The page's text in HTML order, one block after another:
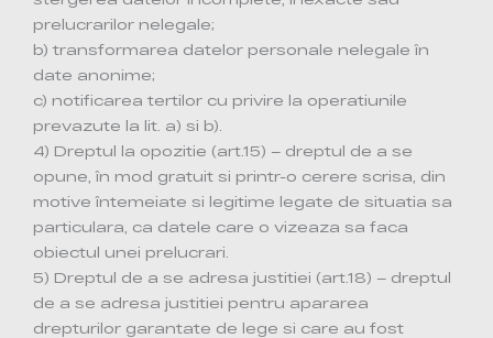
prelucrarilor nelegale;
b) transformarea datelor personale nelegale în
date anonime;
c) notificarea tertilor cu privire la operatiunile
prevazute la lit. a) si b).
4) Dreptul la opozitie (art.15) – dreptul de a se
opune, în mod gratuit si printr-o cerere scrisa, din
motive întemeiate si legitime legate de situatia sa
particulara, ca datele care o vizeaza sa faca
obiectul unei prelucrari.
5) Dreptul de a se adresa justitiei (art.18) – dreptul
de a se adresa justitiei pentru apararea
drepturilor garantate de lege si care au fost